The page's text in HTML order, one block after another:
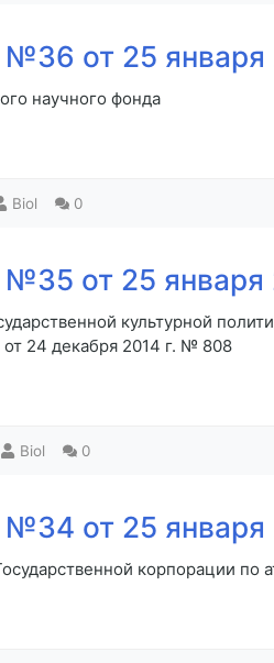
от 25 января
научного фонда
Biol 0
от 25 января
культурной
24 декабря 2014 г. № 808
Biol 0
от 25 января
корпорации по